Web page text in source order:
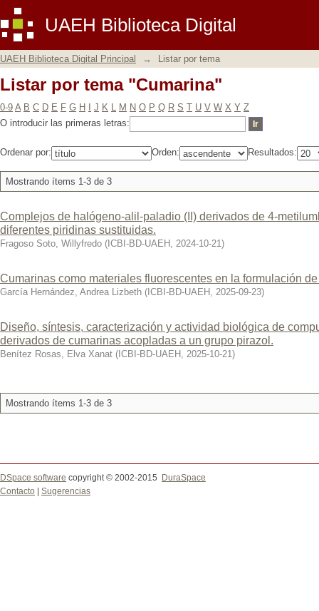
UAEH Biblioteca Digital
Listar por tema "Cumarina"
UAEH Biblioteca Digital Principal → Listar por tema
Listar por tema "Cumarina"
0-9 A B C D E F G H J K L M N O P Q R S T U V W X Y Z
O introducir las primeras letras:
Ordenar por: Orden: Resultados:
Mostrando ítems 1-3 de 3
Complejos de halógeno-alil-paladio (II) derivados de 4-
diferentes piridinas sustituidas.
Fragoso Soto, Willyfredo ( ICBI-BD-UAEH , 2024-10-21)
Cumarinas como materiales fluorescentes en la formulación
García Hernández, Andrea Lizbeth ( ICBI-BD-UAEH , 2025-09-23)
Diseño, síntesis, caracterización y actividad biológica de
derivados de cumarinas acopladas a un grupo pirazol.
Benítez Rosas, Elva Xanat ( ICBI-BD-UAEH , 2025-10-21)
Mostrando ítems 1-3 de 3
DSpace software copyright © 2002-2015
DuraSpace
Contacto
Sugerencias